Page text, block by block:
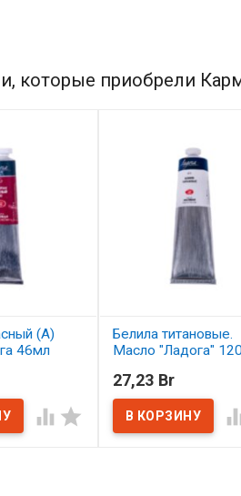
которые приобрели
(А)
46мл
 
Белила титановые.
Масло "Ладога"
В наличии
27,23 Br